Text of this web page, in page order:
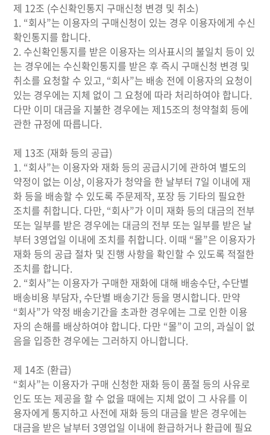
제 12조 (수신확인통지 구매신청 변경 및 취소)
1. “회사”는 이용자의 구매신청이 있는 경우 이용자에게 수신
확인통지를 합니다.
2. 수신확인통지를 받은 이용자는 의사표시의 불일치 등이 있
는 경우에는 수신확인통지를 받은 후 즉시 구매신청 변경 및
취소를 요청할 수 있고, “회사”는 배송 전에 이용자의 요청이
있는 경우에는 지체 없이 그 요청에 따라 처리하여야 합니다.
다만 이미 대금을 지불한 경우에는 제15조의 청약철회 등에
관한 규정에 따릅니다.
제 13조 (재화 등의 공급)
1. “회사”는 이용자와 재화 등의 공급시기에 관하여 별도의
약정이 없는 이상, 이용자가 청약을 한 날부터 7일 이내에 재
화 등을 배송할 수 있도록 주문제작, 포장 등 기타의 필요한
조치를 취합니다. 다만, “회사”가 이미 재화 등의 대금의 전부
또는 일부를 받은 경우에는 대금의 전부 또는 일부를 받은 날
부터 3영업일 이내에 조치를 취합니다. 이때 “몰”은 이용자가
재화 등의 공급 절차 및 진행 사항을 확인할 수 있도록 적절한
조치를 합니다.
2. “회사”는 이용자가 구매한 재화에 대해 배송수단, 수단별
배송비용 부담자, 수단별 배송기간 등을 명시합니다. 만약
“회사”가 약정 배송기간을 초과한 경우에는 그로 인한 이용
자의 손해를 배상하여야 합니다. 다만 “몰”이 고의, 과실이 없
음을 입증한 경우에는 그러하지 아니합니다.
제 14조 (환급)
“회사”는 이용자가 구매 신청한 재화 등이 품절 등의 사유로
인도 또는 제공을 할 수 없을 때에는 지체 없이 그 사유를 이
용자에게 통지하고 사전에 재화 등의 대금을 받은 경우에는
대금을 받은 날부터 3영업일 이내에 환급하거나 환급에 필요